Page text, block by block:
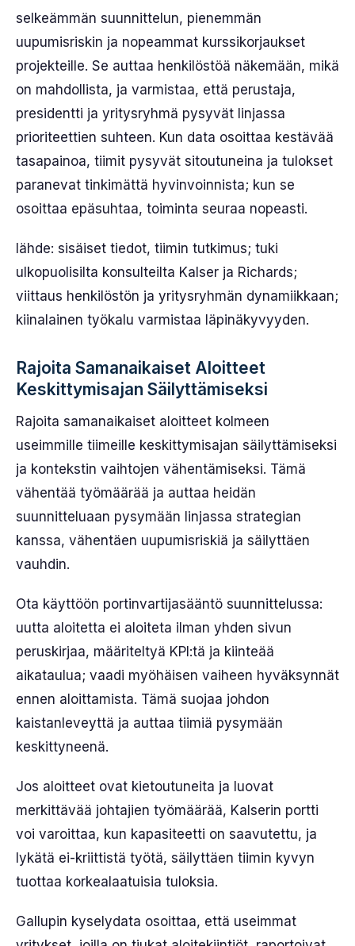
selkeämmän suunnittelun, pienemmän
uupumisriskin ja nopeammat kurssikorjaukset
projekteille. Se auttaa henkilöstöä näkemään, mikä
on mahdollista, ja varmistaa, että perustaja,
presidentti ja yritysryhmä pysyvät linjassa
prioriteettien suhteen. Kun data osoittaa kestävää
tasapainoa, tiimit pysyvät sitoutuneina ja tulokset
paranevat tinkimättä hyvinvoinnista; kun se
osoittaa epäsuhtaa, toiminta seuraa nopeasti.
lähde: sisäiset tiedot, tiimin tutkimus; tuki
ulkopuolisilta konsulteilta Kalser ja Richards;
viittaus henkilöstön ja yritysryhmän dynamiikkaan;
kiinalainen työkalu varmistaa läpinäkyvyyden.
Rajoita Samanaikaiset Aloitteet
Keskittymisajan Säilyttämiseksi
Rajoita samanaikaiset aloitteet kolmeen
useimmille tiimeille keskittymisajan säilyttämiseksi
ja kontekstin vaihtojen vähentämiseksi. Tämä
vähentää työmäärää ja auttaa heidän
suunnitteluaan pysymään linjassa strategian
kanssa, vähentäen uupumisriskiä ja säilyttäen
vauhdin.
Ota käyttöön portinvartijasääntö suunnittelussa:
uutta aloitetta ei aloiteta ilman yhden sivun
peruskirjaa, määriteltyä KPI:tä ja kiinteää
aikataulua; vaadi myöhäisen vaiheen hyväksynnät
ennen aloittamista. Tämä suojaa johdon
kaistanleveyttä ja auttaa tiimiä pysymään
keskittyneenä.
Jos aloitteet ovat kietoutuneita ja luovat
merkittävää johtajien työmäärää, Kalserin portti
voi varoittaa, kun kapasiteetti on saavutettu, ja
lykätä ei-kriittistä työtä, säilyttäen tiimin kyvyn
tuottaa korkealaatuisia tuloksia.
Gallupin kyselydata osoittaa, että useimmat